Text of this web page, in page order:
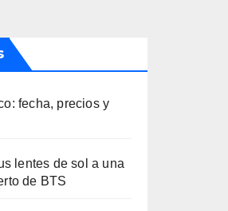
fecha, precios y
lentes de sol a una
de BTS